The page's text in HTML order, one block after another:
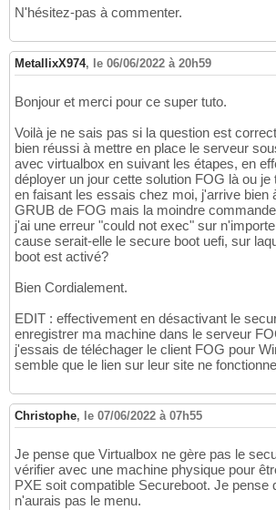
N'hésitez-pas à commenter.
MetallixX974, le 06/06/2022 à 20h59
Bonjour et merci pour ce super tuto.
Voilà je ne sais pas si la question est
bien réussi à mettre en place le serveur
avec virtualbox en suivant les étapes, en
déployer un jour cette solution FOG là ou je
en faisant les essais chez moi, j'arrive bien
GRUB de FOG mais la moindre
j'ai une erreur "could not exec" sur
cause serait-elle le secure boot uefi, sur
boot est activé?
Bien Cordialement.
EDIT : effectivement en désactivant le
enregistrer ma machine dans le serveur
j'essais de téléchager le client FOG pour
semble que le lien sur leur site ne
Christophe, le 07/06/2022 à 07h55
Je pense que Virtualbox ne gère pas le
vérifier avec une machine physique pour
PXE soit compatible Secureboot. Je pense
n'aurais pas le menu.